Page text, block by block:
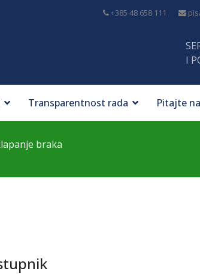
+385 48 658 111
I
Transparentnost rada Pitajte
braka